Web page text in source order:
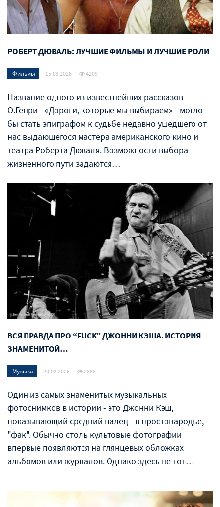
РОБЕРТ ДЮВАЛЬ: ЛУЧШИЕ ФИЛЬМЫ И ЛУЧШИЕ РОЛИ
Фильмы 15.03.2026 4209
Название одного из известнейших рассказов
О.Генри - «Дороги, которые мы выбираем» - могло
бы стать эпиграфом к судьбе недавно ушедшего от
нас выдающегося мастера американского кино и
театра Роберта Дюваля. Возможности выбора
жизненного пути задаются…
ВСЯ ПРАВДА ПРО “FUCK” ДЖОННИ КЭША. ИСТОРИЯ
ЗНАМЕНИТОЙ…
Музыка 20.02.2026 2888
Один из самых знаменитых музыкальных
фотоснимков в истории - это Джонни Кэш,
показывающий средний палец - в простонародье,
"фак". Обычно столь культовые фотографии
впервые появляются на глянцевых обложках
альбомов или журналов. Однако здесь не тот…